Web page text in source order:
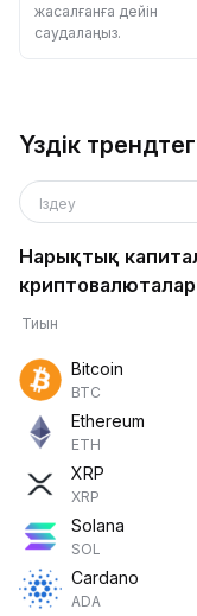
жасалғанға дейін
саудалаңыз.
Үздік
Іздеу
Нарықтық
криптовалюталар
Тиын
Bitcoin
BTC
Ethereum
ETH
XRP
XRP
Solana
SOL
Cardano
ADA